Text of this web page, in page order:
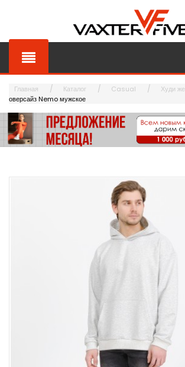
Главная Каталог Casual Худи
оверсайз Nemo мужское